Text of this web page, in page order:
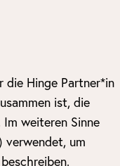
die Hinge Partner*in
ist, die
Im weiteren Sinne
verwendet, um